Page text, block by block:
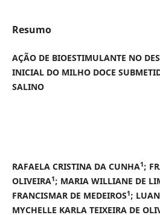
Resumo
AÇÃO DE BIOESTIMULANTE NO
INICIAL DO MILHO DOCE
SALINO
RAFAELA CRISTINA DA CUNHA1;
OLIVEIRA1; MARIA WILLIANE DE
FRANCISMAR DE MEDEIROS1;
MYCHELLE KARLA TEIXEIRA DE